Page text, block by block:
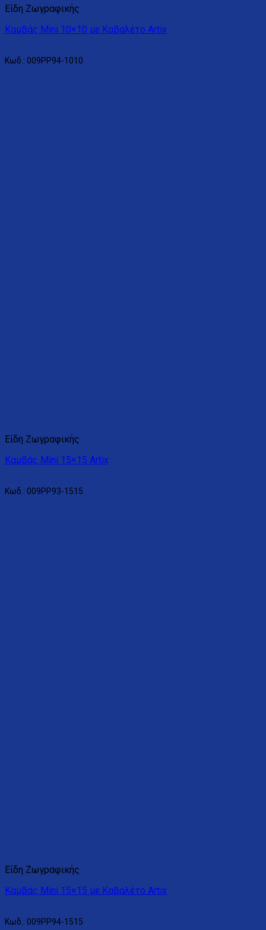
Είδη Ζωγραφικής
Καμβάς Mini 10×10 με Καβαλέτο Artix
Κωδ.: 009PP94-1010
Είδη Ζωγραφικής
Καμβάς Mini 15×15 Artix
Κωδ.: 009PP93-1515
Είδη Ζωγραφικής
Καμβάς Mini 15×15 με Καβαλέτο Artix
Κωδ.: 009PP94-1515